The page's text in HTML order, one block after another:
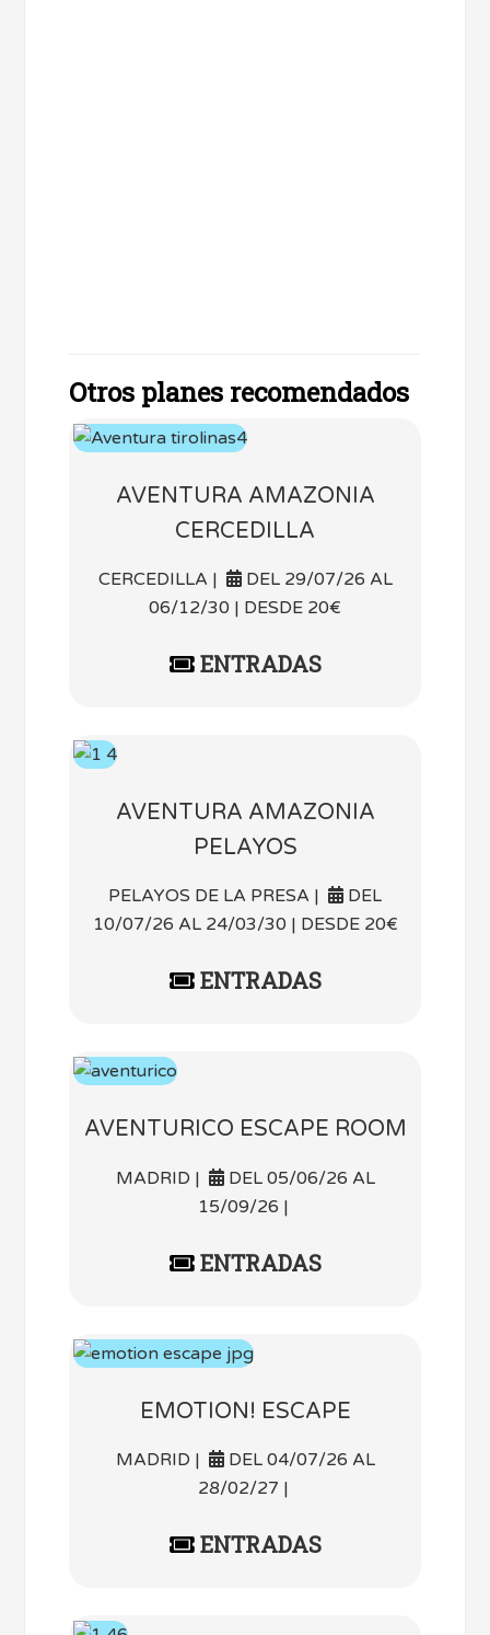
Otros planes recomendados
AVENTURA AMAZONIA
CERCEDILLA
CERCEDILLA |
DEL 29/07/26 AL
06/12/30 | DESDE 20€
ENTRADAS
AVENTURA AMAZONIA
PELAYOS
PELAYOS DE LA PRESA |
DEL
10/07/26 AL 24/03/30 | DESDE 20€
ENTRADAS
AVENTURICO ESCAPE ROOM
MADRID |
DEL 05/06/26 AL
15/09/26 |
ENTRADAS
EMOTION! ESCAPE
MADRID |
DEL 04/07/26 AL
28/02/27 |
ENTRADAS